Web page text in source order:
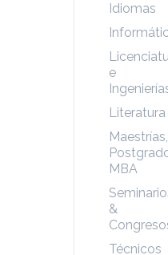
Idiomas
e
Literatura
Maestrías,
MBA
&
Técnicos